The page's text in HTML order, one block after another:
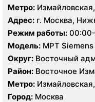
Метро:
Адрес: г. Москва,
Режим работы:
Модель: МРТ Siemens
Brilliance CT 64
128 срезов, УЗИ
Округ: Восточный
Район: Восточное
Метро:
Город: Москва